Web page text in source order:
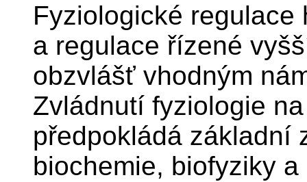
Fyziologické
a regulace řízené
obzvlášť vhodným
Zvládnutí fyziologie
předpokládá základní
biochemie, biofyziky a